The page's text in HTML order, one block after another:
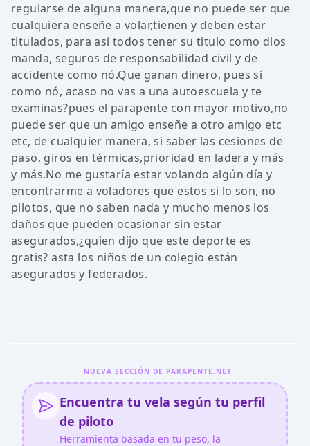
regularse de alguna manera,que no puede ser que
cualquiera enseñe a volar,tienen y deben estar
titulados, para así todos tener su titulo como dios
manda, seguros de responsabilidad civil y de
accidente como nó.Que ganan dinero, pues sí
como nó, acaso no vas a una autoescuela y te
examinas?pues el parapente con mayor motivo,no
puede ser que un amigo enseñe a otro amigo etc
etc, de cualquier manera, si saber las cesiones de
paso, giros en térmicas,prioridad en ladera y más
y más.No me gustaría estar volando algún día y
encontrarme a voladores que estos si lo son, no
pilotos, que no saben nada y mucho menos los
daños que pueden ocasionar sin estar
asegurados,¿quien dijo que este deporte es
gratis? asta los niños de un colegio están
asegurados y federados.
NUEVA SECCIÓN DE PARAPENTE.NET
Encuentra tu vela según tu perfil
de piloto
Herramienta basada en tu peso, la